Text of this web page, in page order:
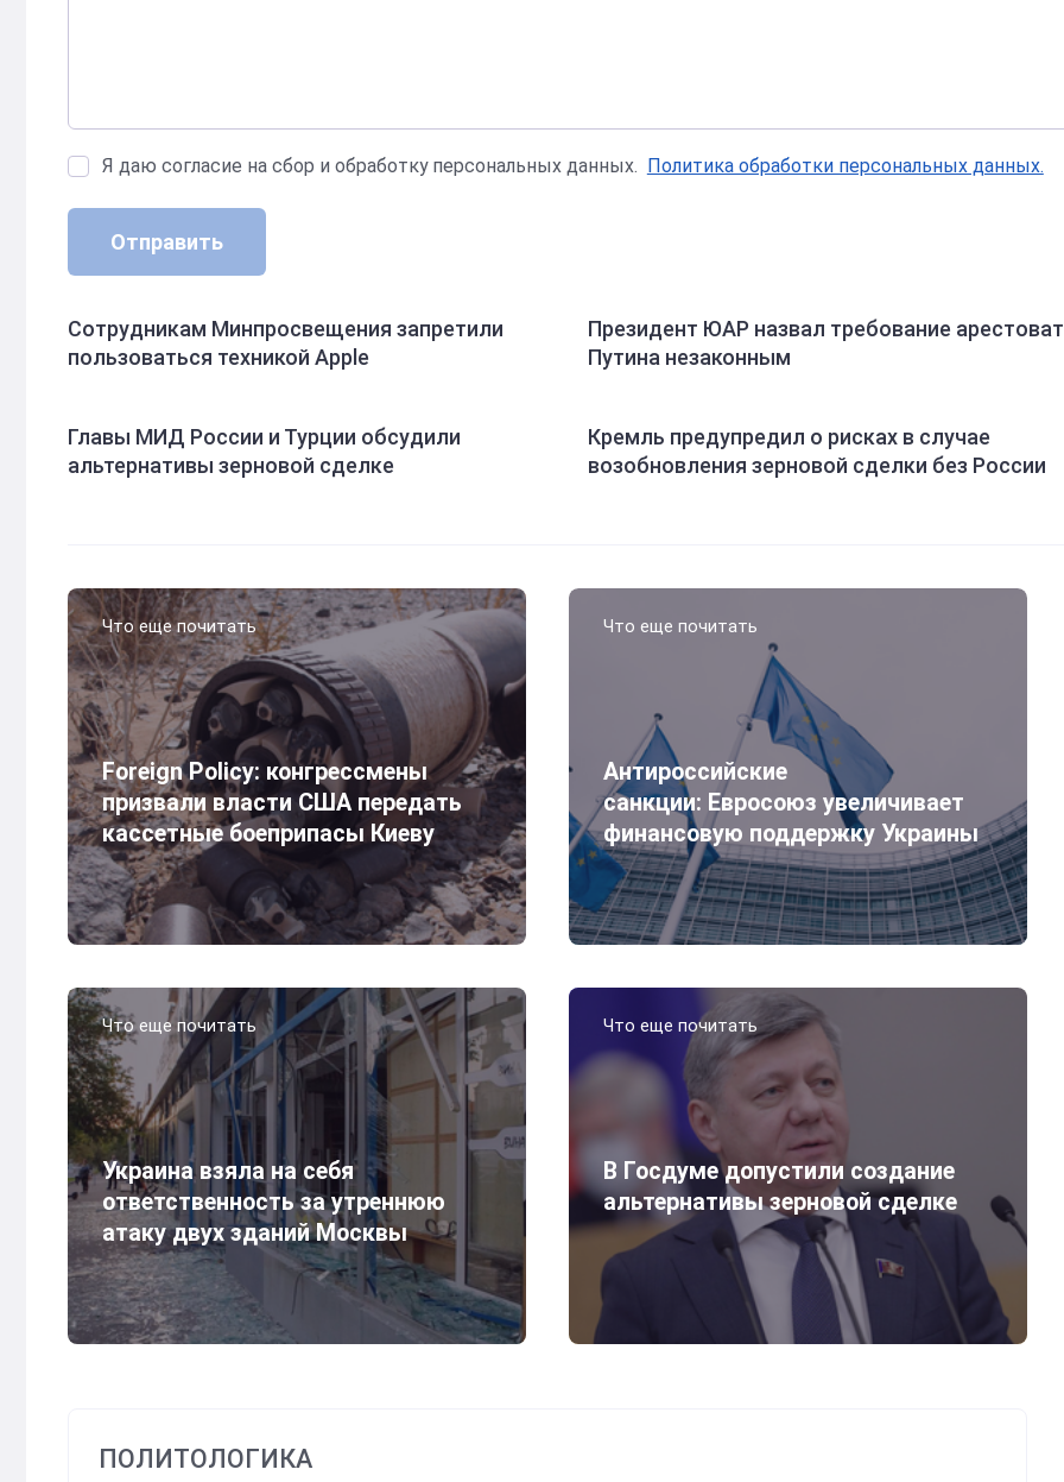
Я даю согласие на сбор и обработку персональных данных. Политика обработки персональных данных.
Отправить
Сотрудникам Минпросвещения запретили
пользоваться техникой Apple
Президент ЮАР назвал требование
Путина незаконным
Главы МИД России и Турции обсудили
альтернативы зерновой сделке
Кремль предупредил о рисках в случае
возобновления зерновой сделки без России
Что еще почитать
Foreign Policy: конгрессмены
призвали власти США передать
кассетные боеприпасы Киеву
Что еще почитать
Антироссийские
санкции: Евросоюз увеличивает
финансовую поддержку Украины
Что еще почитать
Украина взяла на себя
ответственность за утреннюю
атаку двух зданий Москвы
Что еще почитать
В Госдуме допустили создание
альтернативы зерновой сделке
ПОЛИТОЛОГИКА